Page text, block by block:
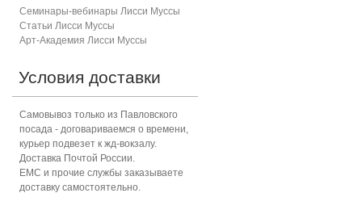
Семинары-вебинары Лисси Муссы
Статьи Лисси Муссы
Арт-Академия Лисси Муссы
Условия доставки
Самовывоз только из Павловского
посада - договариваемся о времени,
курьер подвезет к жд-вокзалу.
Доставка Почтой России.
ЕМС и прочие службы заказываете
доставку самостоятельно.